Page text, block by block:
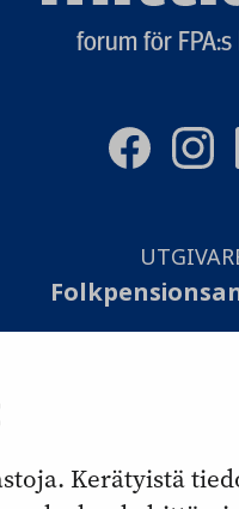
Kerätyistä
forum för